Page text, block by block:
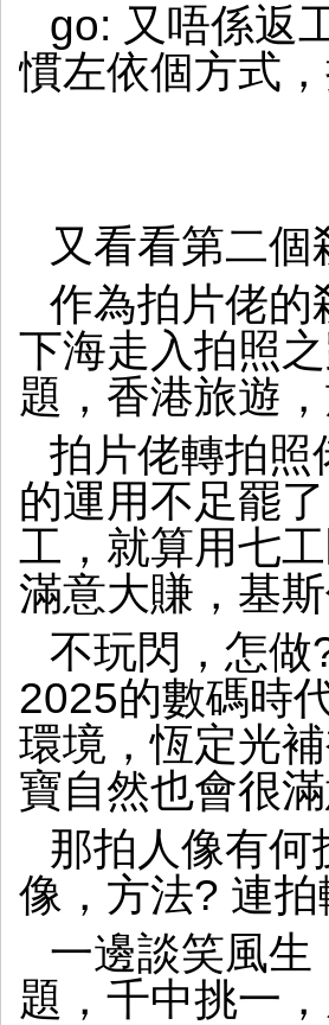
go: 又唔係返
慣左依個方式
又看看第二
作為拍片佬的
下海走入拍照
題，香港旅遊
拍片佬轉拍照
的運用不足罷
工，就算用七
滿意大賺，基
不玩閃，怎做
2025的數碼時
環境，恆定光
寶自然也會很滿
那拍人像有何
像，方法? 連
一邊談笑風生
題，千中挑一